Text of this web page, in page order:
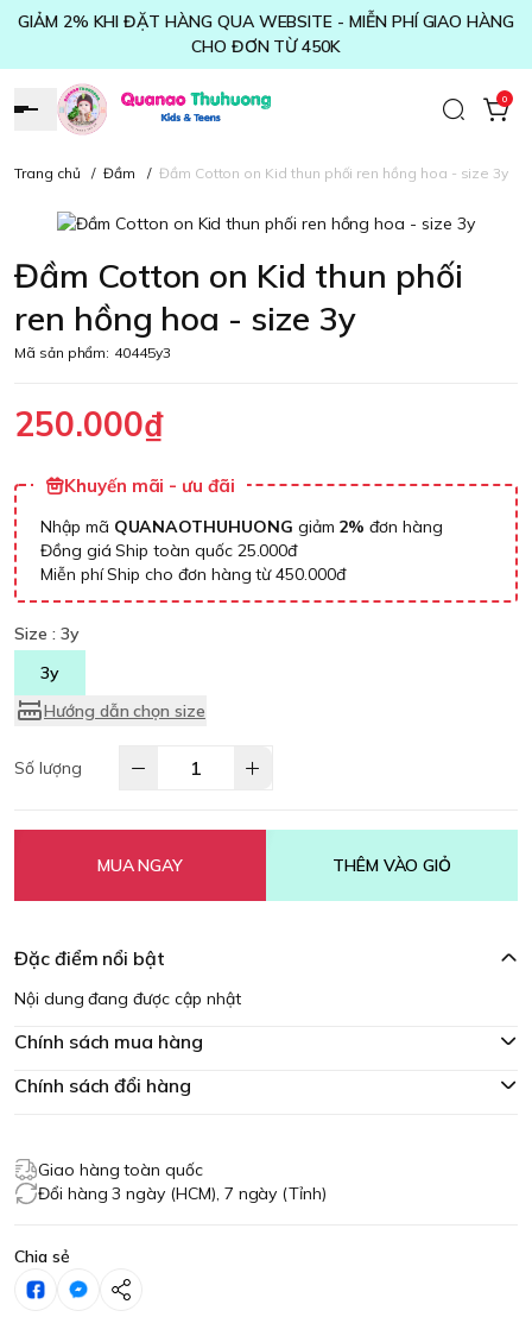
GIẢM 2% KHI ĐẶT HÀNG QUA WEBSITE - MIỄN PHÍ GIAO HÀNG
CHO ĐƠN TỪ 450K
0
Trang chủ / Đầm / Đầm Cotton on Kid thun phối ren hồng hoa - size 3y
Đầm Cotton on Kid thun phối
ren hồng hoa - size 3y
Mã sản phẩm: 40445y3
250.000₫
Khuyến mãi - ưu đãi
Nhập mã QUANAOTHUHUONG giảm 2% đơn hàng
Đồng giá Ship toàn quốc 25.000đ
Miễn phí Ship cho đơn hàng từ 450.000đ
Size : 3y
3y
Hướng dẫn chọn size
Số lượng
MUA NGAY THÊM VÀO GIỎ
Đặc điểm nổi bật
Nội dung đang được cập nhật
Chính sách mua hàng
Chính sách đổi hàng
Giao hàng toàn quốc
Đổi hàng 3 ngày (HCM), 7 ngày (Tỉnh)
Chia sẻ